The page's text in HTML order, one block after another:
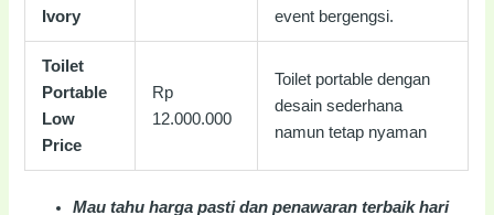
Ivory
event bergengsi.
Toilet
Portable
Low
Price
Rp
12.000.000
Toilet portable dengan
desain sederhana
namun tetap nyaman
Mau tahu harga pasti dan penawaran terbaik hari